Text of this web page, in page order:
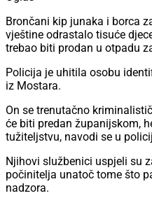
Brončani kip junaka i borca
vještine odrastalo tisuće
trebao biti prodan u otpadu
Policija je uhitila osobu
iz Mostara.
On se trenutačno
će biti predan županijskom,
tužiteljstvu, navodi se u
Njihovi službenici uspjeli su
počinitelja unatoč tome što
nadzora.